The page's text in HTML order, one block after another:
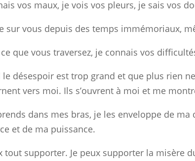
vos maux, je vois vos pleurs, je sais vos
sur vous depuis des temps immémoriaux,
ce que vous traversez, je connais vos
le désespoir est trop grand et que plus rien
vers moi. Ils s’ouvrent à moi et me
dans mes bras, je les enveloppe de
et de ma puissance.
tout supporter. Je peux supporter la misère